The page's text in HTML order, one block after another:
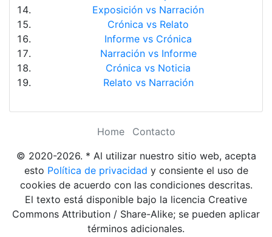
Exposición vs Narración
Crónica vs Relato
Informe vs Crónica
Narración vs Informe
Crónica vs Noticia
Relato vs Narración
Home
Contacto
© 2020-2026. * Al utilizar nuestro sitio web, acepta
esto Política de privacidad y consiente el uso de
cookies de acuerdo con las condiciones descritas.
El texto está disponible bajo la licencia Creative
Commons Attribution / Share-Alike; se pueden aplicar
términos adicionales.